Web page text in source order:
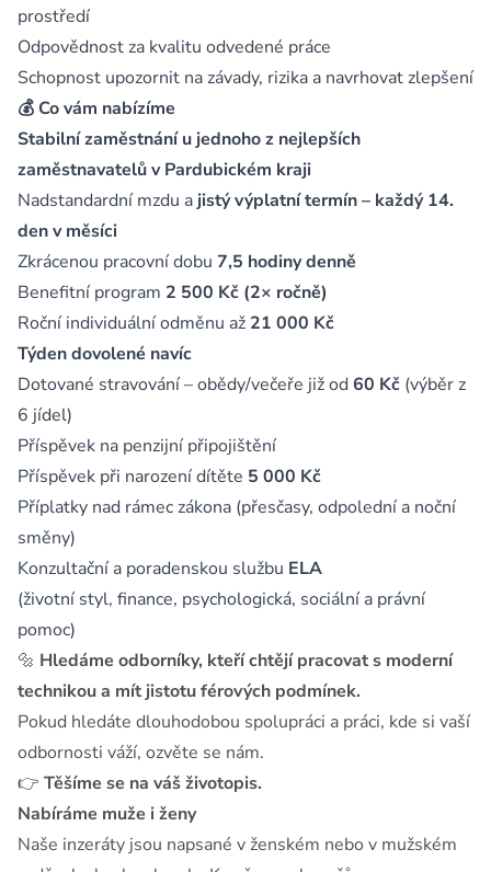
prostředí
Odpovědnost za kvalitu odvedené práce
Schopnost upozornit na závady, rizika a navrhovat zlepšení
💰 Co vám nabízíme
Stabilní zaměstnání u jednoho z nejlepších
zaměstnavatelů v Pardubickém kraji
Nadstandardní mzdu a jistý výplatní termín – každý 14.
den v měsíci
Zkrácenou pracovní dobu 7,5 hodiny denně
Benefitní program 2 500 Kč (2× ročně)
Roční individuální odměnu až 21 000 Kč
Týden dovolené navíc
Dotované stravování – obědy/večeře již od60 Kč (výběr z
6 jídel)
Příspěvek na penzijní připojištění
Příspěvek při narození dítěte 5 000 Kč
Příplatky nad rámec zákona (přesčasy, odpolední a noční
směny)
Konzultační a poradenskou službu ELA
(životní styl, finance, psychologická, sociální a právní
pomoc)
🔩 Hledáme odborníky, kteří chtějí pracovat s moderní
technikou a mít jistotu férových podmínek.
Pokud hledáte dlouhodobou spolupráci a práci, kde si vaší
odbornosti váží, ozvěte se nám.
👉 Těšíme se na váš životopis.
Nabíráme muže i ženy
Naše inzeráty jsou napsané v ženském nebo v mužském